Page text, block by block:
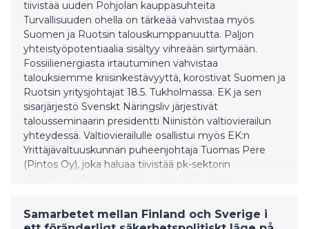
tiivistää uuden Pohjolan kauppasuhteita
Turvallisuuden ohella on tärkeää vahvistaa myös
Suomen ja Ruotsin talouskumppanuutta. Paljon
yhteistyöpotentiaalia sisältyy vihreään siirtymään.
Fossiilienergiasta irtautuminen vahvistaa
talouksiemme kriisinkestävyyttä, korostivat Suomen ja
Ruotsin yritysjohtajat 18.5. Tukholmassa. EK ja sen
sisarjärjestö Svenskt Näringsliv järjestivät
talousseminaarin presidentti Niinistön valtiovierailun
yhteydessä. Valtiovierailulle osallistui myös EK:n
Yrittäjävaltuuskunnan puheenjohtaja Tuomas Pere
(Pintos Oy), joka haluaa tiivistää pk-sektorin
yhteistyömahdollisuuksia uudessa tilanteessa:
elinkeinoelämän näkökulmasta. Turvallisuuden
vahvistaminen luo ennakoitavuutta ja vahvistaa
Samarbetet mellan Finland och Sverige i